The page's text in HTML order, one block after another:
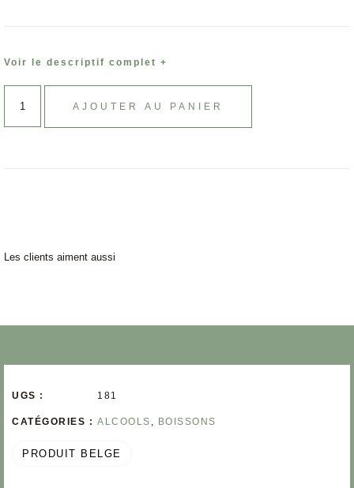
Voir le descriptif complet +
AJOUTER AU PANIER
Les clients aiment aussi
UGS : 181
CATÉGORIES : ALCOOLS , BOISSONS
PRODUIT BELGE